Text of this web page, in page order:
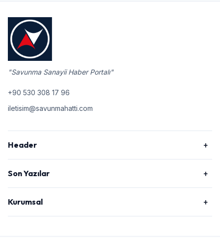
"Savunma Sanayii Haber Portalı"
+90 530 308 17 96
iletisim@savunmahatti.com
Header
Son Yazılar
Kurumsal